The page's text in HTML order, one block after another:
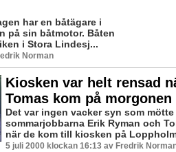
har en båtägare i
på sin båtmotor. Båten
i Stora Lindesj...
Norman
Kiosken var helt rensad
Tomas kom på morgonen
Det var ingen vacker syn som mötte
sommarjobbarna Erik Ryman och
när de kom till kiosken på
5 juli 2000 klockan 16:13 av Fredrik